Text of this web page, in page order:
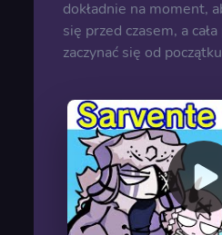
dokładnie na moment,
się przed czasem, a
zaczynać się od